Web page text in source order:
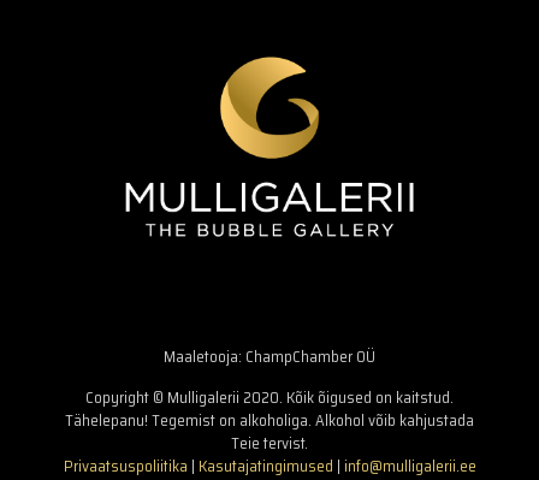
Maaletooja: ChampChamber OÜ
Copyright © Mulligalerii 2020. Kõik õigused on kaitstud.
Tähelepanu! Tegemist on alkoholiga. Alkohol võib kahjustada
Teie tervist.
Privaatsuspoliitika | Kasutajatingimused | info@mulligalerii.ee